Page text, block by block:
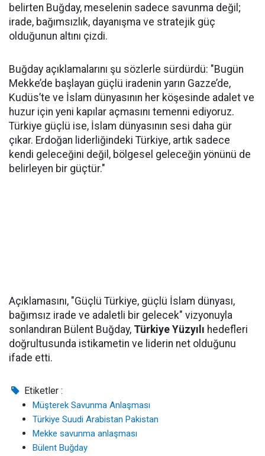
belirten Buğday, meselenin sadece savunma değil;
irade, bağımsızlık, dayanışma ve stratejik güç
olduğunun altını çizdi.
Buğday açıklamalarını şu sözlerle sürdürdü: "Bugün
Mekke’de başlayan güçlü iradenin yarın Gazze’de,
Kudüs’te ve İslam dünyasının her köşesinde adalet ve
huzur için yeni kapılar açmasını temenni ediyoruz.
Türkiye güçlü ise, İslam dünyasının sesi daha gür
çıkar. Erdoğan liderliğindeki Türkiye, artık sadece
kendi geleceğini değil, bölgesel geleceğin yönünü de
belirleyen bir güçtür."
Açıklamasını, "Güçlü Türkiye, güçlü İslam dünyası,
bağımsız irade ve adaletli bir gelecek" vizyonuyla
sonlandıran Bülent Buğday, Türkiye Yüzyılı hedefleri
doğrultusunda istikametin ve liderin net olduğunu
ifade etti.
Etiketler :
Müşterek Savunma Anlaşması
Türkiye Suudi Arabistan Pakistan
Mekke savunma anlaşması
Bülent Buğday